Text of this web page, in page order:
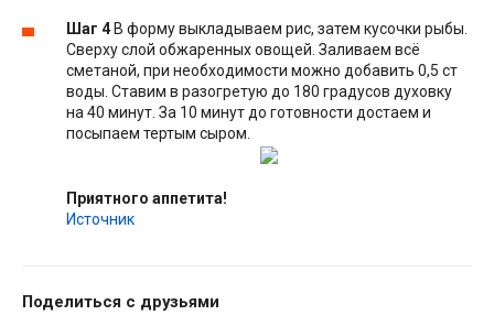
Шаг 4В форму выкладываем рис, затем кусочки рыбы.
Сверху слой обжаренных овощей. Заливаем всё
сметаной, при необходимости можно добавить 0,5 ст
воды. Ставим в разогретую до 180 градусов духовку
на 40 минут. За 10 минут до готовности достаем и
посыпаем тертым сыром.
Приятного аппетита!
Источник
Поделиться с друзьями